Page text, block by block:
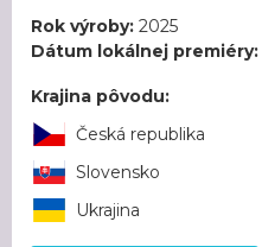
Rok výroby: 2025
Dátum lokálnej premiéry:
Krajina pôvodu:
Česká republika
Slovensko
Ukrajina